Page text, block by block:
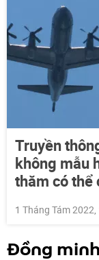
Truyền
không mẫu
thăm có thể
1 Tháng Tám 2022,
Đồng